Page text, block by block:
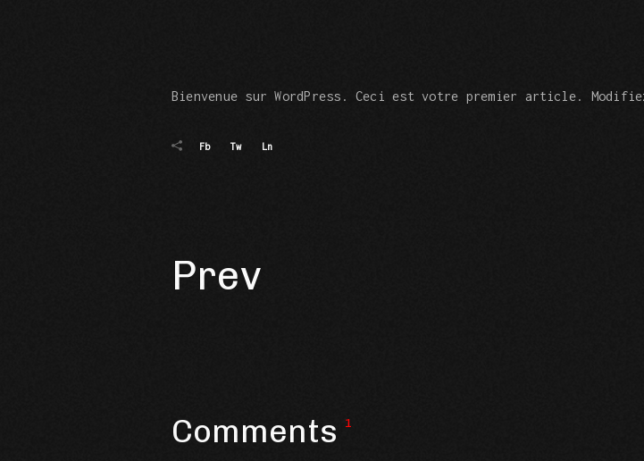
Bienvenue sur WordPress. Ceci est votre premier article.
Fb Tw Ln
Prev
Comments 1